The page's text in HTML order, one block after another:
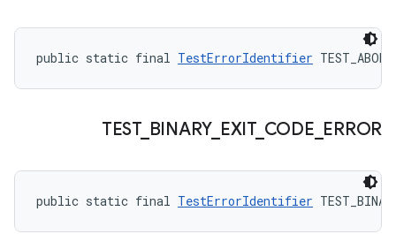
public static final TestErrorIdentifier
TEST_ BINARY_ EXIT_ CODE ERROR
public static final TestErrorIdentifier